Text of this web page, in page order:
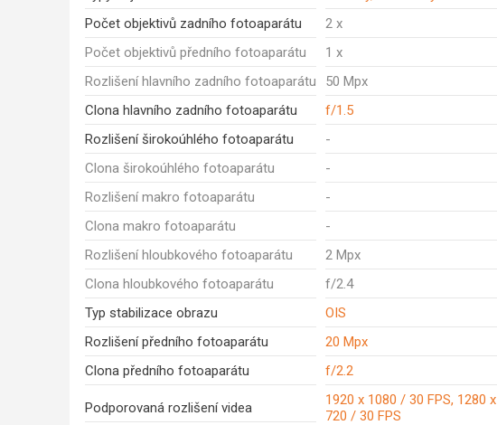
Počet objektivů zadního fotoaparátu
2 x
Počet objektivů předního fotoaparátu
1 x
Rozlišení hlavního zadního fotoaparátu
50 Mpx
Clona hlavního zadního fotoaparátu
f/1.5
Rozlišení širokoúhlého fotoaparátu
-
Clona širokoúhlého fotoaparátu
-
Rozlišení makro fotoaparátu
-
Clona makro fotoaparátu
-
Rozlišení hloubkového fotoaparátu
2 Mpx
Clona hloubkového fotoaparátu
f/2.4
Typ stabilizace obrazu
OIS
Rozlišení předního fotoaparátu
20 Mpx
Clona předního fotoaparátu
f/2.2
Podporovaná rozlišení videa
1920 x 1080 / 30 FPS, 1280 x
720 / 30 FPS